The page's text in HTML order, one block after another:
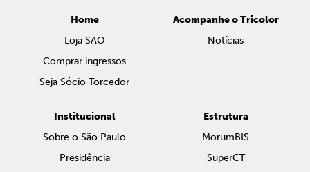
Home
Loja SAO
Comprar ingressos
Seja Sócio Torcedor
Acompanhe o Tricolor
Notícias
Institucional
Sobre o São Paulo
Presidência
Estrutura
MorumBIS
SuperCT